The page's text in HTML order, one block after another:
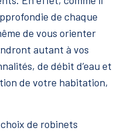
de chaque
de vous orienter
autant à vos
de débit d’eau et
de votre habitation,
de robinets